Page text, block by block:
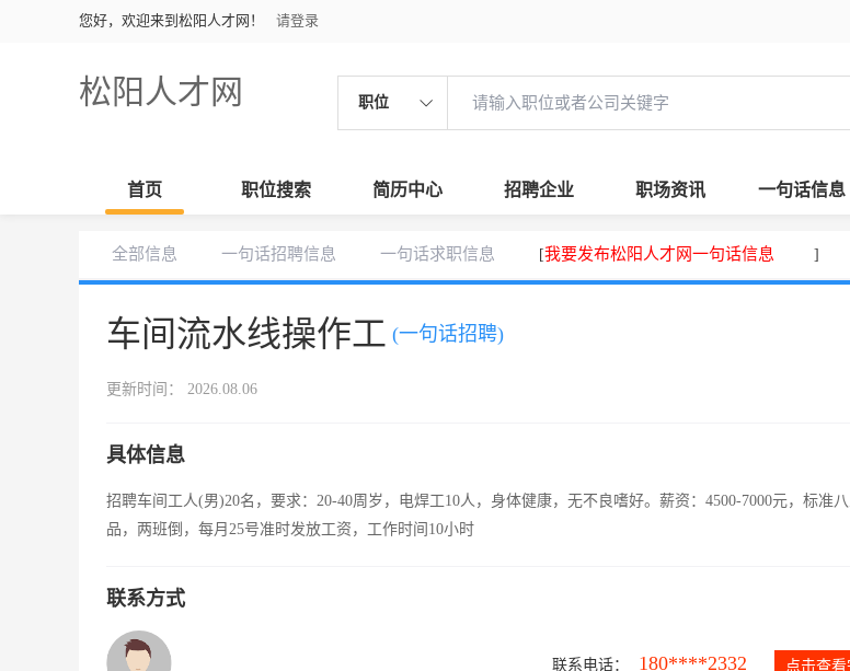
您好，欢迎来到松阳人才网！ 请登录
松阳人才网 职位
首页 职位搜索 简历中心 招聘企业 职场资讯 一句话信息
全部信息 一句话招聘信息 一句话求职信息 [我要发布松阳人才网一句话信息 ]
车间流水线操作工 (一句话招聘)
更新时间： 2026.08.06
具体信息
招聘车间工人(男)20名，要求：20-40周岁，电焊工10人，身体健康，无不良嗜好。薪资：4500-7000元，标准
品，两班倒，每月25号准时发放工资，工作时间10小时
联系方式
联系电话： 180****2332 点击查